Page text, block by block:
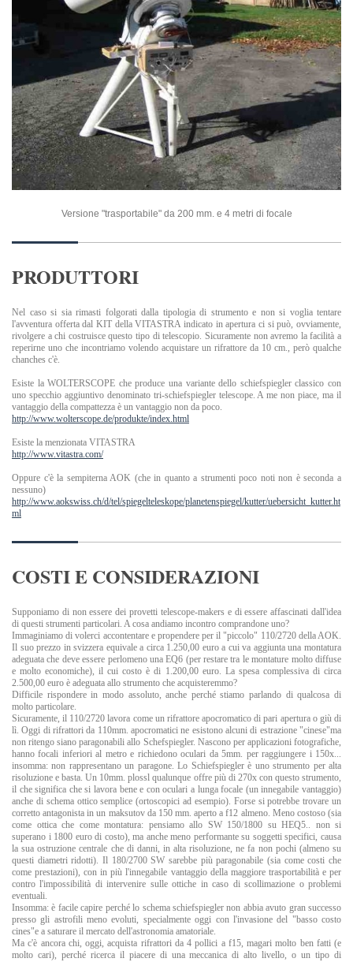
Versione "trasportabile" da 200 mm. e 4 metri di focale
PRODUTTORI
Nel caso si sia rimasti folgorati dalla tipologia di strumento e non si voglia tentare
l'avventura offerta dal KIT della VITASTRA indicato in apertura ci si può, ovviamente,
rivolgere a chi costruisce questo tipo di telescopio. Sicuramente non avremo la facilità a
reperirne uno che incontriamo volendo acquistare un rifrattore da 10 cm., però qualche
chanches c'è.
Esiste la WOLTERSCOPE che produce una variante dello schiefspiegler classico con
uno specchio aggiuntivo denominato tri-schiefspiegler telescope. A me non piace, ma il
vantaggio della compattezza è un vantaggio non da poco.
http://www.wolterscope.de/produkte/index.html
Esiste la menzionata VITASTRA
http://www.vitastra.com/
Oppure c'è la sempiterna AOK (che in quanto a strumenti poco noti non è seconda a
nessuno)
http://www.aokswiss.ch/d/tel/spiegelteleskope/planetenspiegel/kutter/uebersicht_kutter.ht
ml
COSTI E CONSIDERAZIONI
Supponiamo di non essere dei provetti telescope-makers e di essere affascinati dall'idea
di questi strumenti particolari. A cosa andiamo incontro comprandone uno?
Immaginiamo di volerci accontentare e propendere per il "piccolo" 110/2720 della AOK.
Il suo prezzo in svizzera equivale a circa 1.250,00 euro a cui va aggiunta una montatura
adeguata che deve essere perlomeno una EQ6 (per restare tra le montature molto diffuse
e molto economiche), il cui costo è di 1.200,00 euro. La spesa complessiva di circa
2.500,00 euro è adeguata allo strumento che acquisteremmo?
Difficile rispondere in modo assoluto, anche perché stiamo parlando di qualcosa di
molto particolare.
Sicuramente, il 110/2720 lavora come un rifrattore apocromatico di pari apertura o giù di
lì. Oggi di rifrattori da 110mm. apocromatici ne esistono alcuni di estrazione "cinese"ma
non ritengo siano paragonabili allo Schefspiegler. Nascono per applicazioni fotografiche,
hanno focali inferiori al metro e richiedono oculari da 5mm. per raggiungere i 150x...
insomma: non rappresentano un paragone. Lo Schiefspiegler è uno strumento per alta
risoluzione e basta. Un 10mm. plossl qualunque offre più di 270x con questo strumento,
il che significa che si lavora bene e con oculari a lunga focale (un innegabile vantaggio)
anche di schema ottico semplice (ortoscopici ad esempio). Forse si potrebbe trovare un
corretto antagonista in un maksutov da 150 mm. aperto a f12 almeno. Meno costoso (sia
come ottica che come montatura: pensiamo allo SW 150/1800 su HEQ5.. non si
superano i 1800 euro di costo), ma anche meno performante su soggetti specifici, causa
la sua ostruzione centrale che di danni, in alta risoluzione, ne fa non pochi (almeno su
questi diametri ridotti). Il 180/2700 SW sarebbe più paragonabile (sia come costi che
come prestazioni), con in più l'innegabile vantaggio della maggiore trasportabilità e per
contro l'impossibilità di intervenire sulle ottiche in caso di scollimazione o problemi
eventuali.
Insomma: è facile capire perché lo schema schiefspiegler non abbia avuto gran successo
presso gli astrofili meno evoluti, specialmente oggi con l'invasione del "basso costo
cines"e a saturare il mercato dell'astronomia amatoriale.
Ma c'è ancora chi, oggi, acquista rifrattori da 4 pollici a f15, magari molto ben fatti (e
molto cari), perché ricerca il piacere di una meccanica di alto livello, o un tipo di